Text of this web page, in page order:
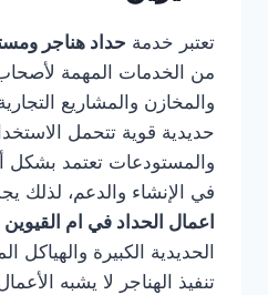
تعتبر خدمة حداد هناجر
من الخدمات المهمة
والمخازن والمشاريع
حديدية قوية تتحمل
والمستودعات تعتمد بشكل
في الإنشاء والدعم، لذلك
اعمال الحداد في ام القيوين
الحديدية الكبيرة والهياكل
تنفيذ الهناجر لا يشبه